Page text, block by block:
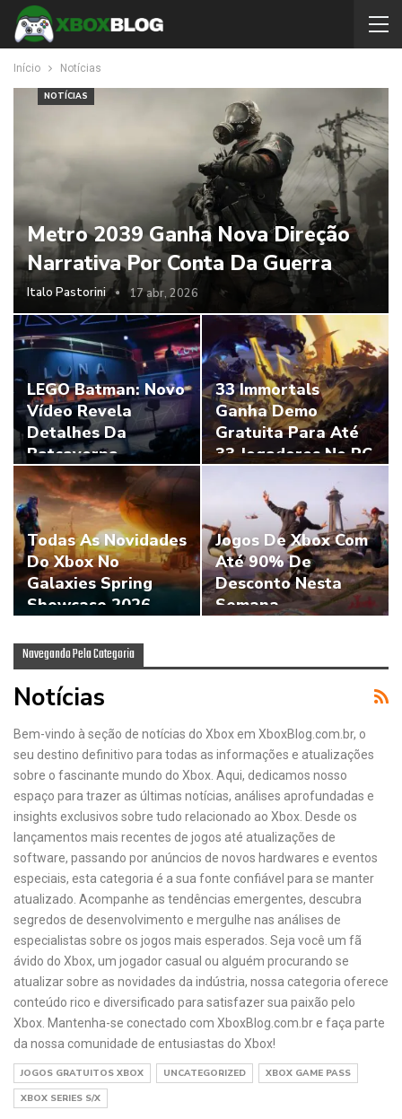
Início Notícias
NOTÍCIAS
Metro 2039 Ganha Nova Direção
Narrativa Por Conta Da Guerra
Italo Pastorini 17 abr, 2026
LEGO Batman: Novo
Vídeo Revela
Detalhes Da
Batcaverna
33 Immortals
Ganha Demo
Gratuita Para Até
33 Jogadores No PC
Todas As Novidades
Do Xbox No
Galaxies Spring
Showcase 2026
Jogos De Xbox Com
Até 90% De
Desconto Nesta
Semana
Navegando Pela Categoria
Notícias
Bem-vindo à seção de notícias do Xbox em XboxBlog.com.br, o
seu destino definitivo para todas as informações e atualizações
sobre o fascinante mundo do Xbox. Aqui, dedicamos nosso
espaço para trazer as últimas notícias, análises aprofundadas e
insights exclusivos sobre tudo relacionado ao Xbox. Desde os
lançamentos mais recentes de jogos até atualizações de
software, passando por anúncios de novos hardwares e eventos
especiais, esta categoria é a sua fonte confiável para se manter
atualizado. Acompanhe as tendências emergentes, descubra
segredos de desenvolvimento e mergulhe nas análises de
especialistas sobre os jogos mais esperados. Seja você um fã
ávido do Xbox, um jogador casual ou alguém procurando se
atualizar sobre as novidades da indústria, nossa categoria oferece
conteúdo rico e diversificado para satisfazer sua paixão pelo
Xbox. Mantenha-se conectado com XboxBlog.com.br e faça parte
da nossa comunidade de entusiastas do Xbox!
JOGOS GRATUITOS XBOX UNCATEGORIZED
XBOX GAME PASS
XBOX SERIES S/X